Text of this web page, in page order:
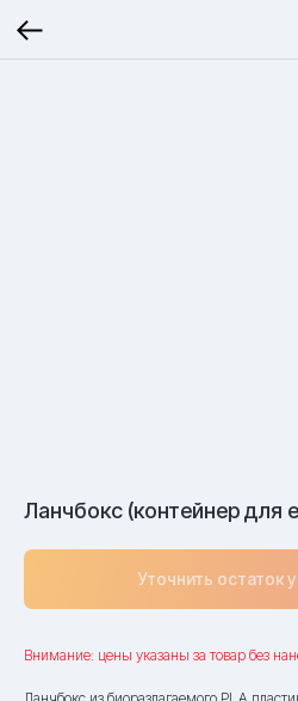
Ланчбокс (контейнер для
Уточнить остаток
Внимание: цены указаны за товар без